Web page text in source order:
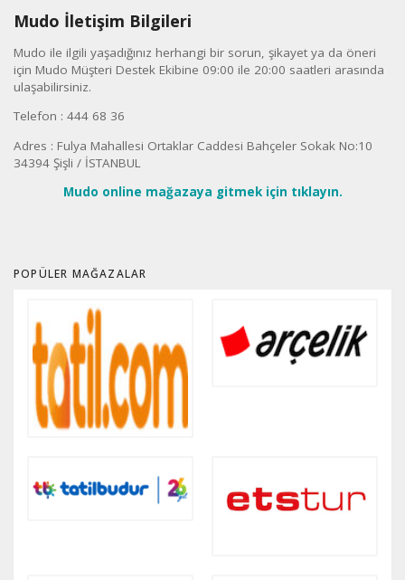
Mudo İletişim Bilgileri
Mudo ile ilgili yaşadığınız herhangi bir sorun, şikayet ya da öneri
için Mudo Müşteri Destek Ekibine 09:00 ile 20:00 saatleri arasında
ulaşabilirsiniz.
Telefon : 444 68 36
Adres : Fulya Mahallesi Ortaklar Caddesi Bahçeler Sokak No:10
34394 Şişli / İSTANBUL
Mudo online mağazaya gitmek için tıklayın.
POPÜLER MAĞAZALAR